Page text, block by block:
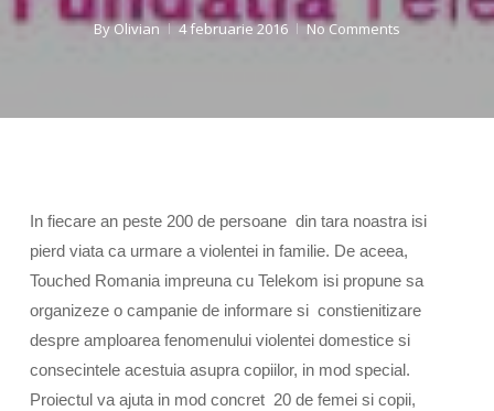
ByOlivian 4 februarie 2016 No Comments
In fiecare an peste 200 de persoane dintara noastra isi
pierd viata ca urmare a violentei in familie. De aceea,
Touched Romania impreuna cuTelekom isi propune sa
organizeze o campanie de informare si constienitizare
despre amploarea fenomenului violentei domestice si
consecintele acestuia asupra copiilor, in mod special.
Proiectul va ajuta in mod concret 20 de femei si copii,